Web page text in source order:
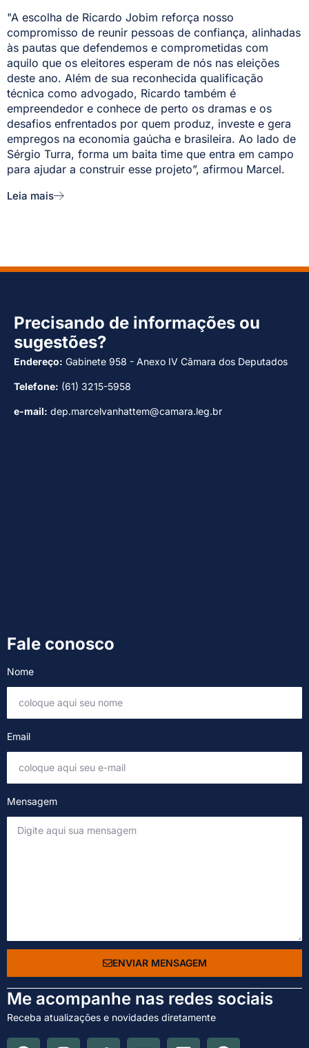
"A escolha de Ricardo Jobim reforça nosso
compromisso de reunir pessoas de confiança, alinhadas
às pautas que defendemos e comprometidas com
aquilo que os eleitores esperam de nós nas eleições
deste ano. Além de sua reconhecida qualificação
técnica como advogado, Ricardo também é
empreendedor e conhece de perto os dramas e os
desafios enfrentados por quem produz, investe e gera
empregos na economia gaúcha e brasileira. Ao lado de
Sérgio Turra, forma um baita time que entra em campo
para ajudar a construir esse projeto”, afirmou Marcel.
Leia mais
Precisando de informações ou
sugestões?
Endereço: Gabinete 958 - Anexo IV Câmara dos Deputados
Telefone: (61) 3215-5958
e-mail: dep.marcelvanhattem@camara.leg.br
Fale conosco
Nome
Email
Mensagem
ENVIAR MENSAGEM
Me acompanhe nas redes sociais
Receba atualizações e novidades diretamente